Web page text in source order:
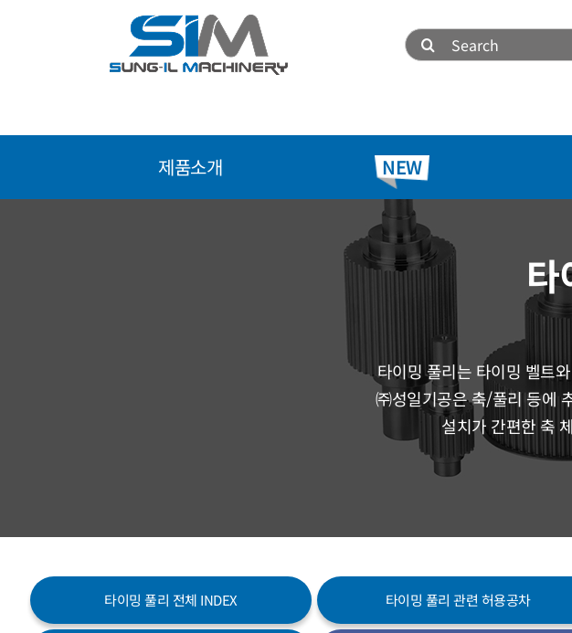
너
검
색:
제품소개 NEW
타
타이밍 풀리는 타이밍 벨트
㈜성일기공은 축/풀리 등에
설치가 간편한 축
타이밍 풀리 전체 INDEX 타이밍 풀리 관련 허용공차